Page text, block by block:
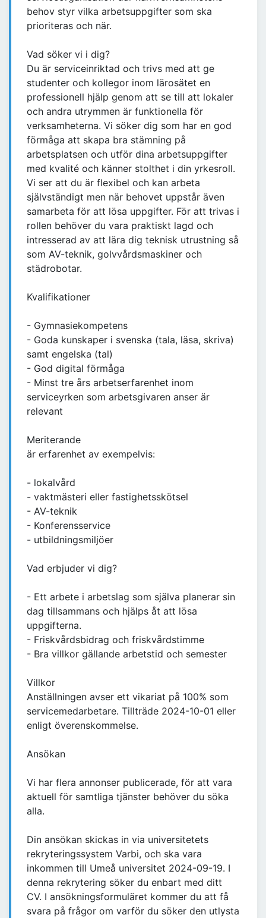
behov styr vilka arbetsuppgifter som ska
prioriteras och när.
Vad söker vi i dig?
Du är serviceinriktad och trivs med att ge
studenter och kollegor inom lärosätet en
professionell hjälp genom att se till att lokaler
och andra utrymmen är funktionella för
verksamheterna. Vi söker dig som har en god
förmåga att skapa bra stämning på
arbetsplatsen och utför dina arbetsuppgifter
med kvalité och känner stolthet i din yrkesroll.
Vi ser att du är flexibel och kan arbeta
självständigt men när behovet uppstår även
samarbeta för att lösa uppgifter. För att trivas i
rollen behöver du vara praktiskt lagd och
intresserad av att lära dig teknisk utrustning så
som AV-teknik, golvvårdsmaskiner och
städrobotar.
Kvalifikationer
- Gymnasiekompetens
- Goda kunskaper i svenska (tala, läsa, skriva)
samt engelska (tal)
- God digital förmåga
- Minst tre års arbetserfarenhet inom
serviceyrken som arbetsgivaren anser är
relevant
Meriterande
är erfarenhet av exempelvis:
- lokalvård
- vaktmästeri eller fastighetsskötsel
- AV-teknik
- Konferensservice
- utbildningsmiljöer
Vad erbjuder vi dig?
- Ett arbete i arbetslag som själva planerar sin
dag tillsammans och hjälps åt att lösa
uppgifterna.
- Friskvårdsbidrag och friskvårdstimme
- Bra villkor gällande arbetstid och semester
Villkor
Anställningen avser ett vikariat på 100% som
servicemedarbetare. Tillträde 2024-10-01 eller
enligt överenskommelse.
Ansökan
Vi har flera annonser publicerade, för att vara
aktuell för samtliga tjänster behöver du söka
alla.
Din ansökan skickas in via universitetets
rekryteringssystem Varbi, och ska vara
inkommen till Umeå universitet 2024-09-19. I
denna rekrytering söker du enbart med ditt
CV. I ansökningsformuläret kommer du att få
svara på frågor om varför du söker den utlysta